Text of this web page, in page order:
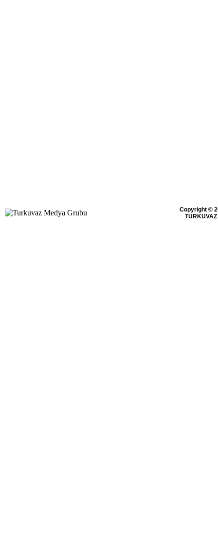
Copyright ©